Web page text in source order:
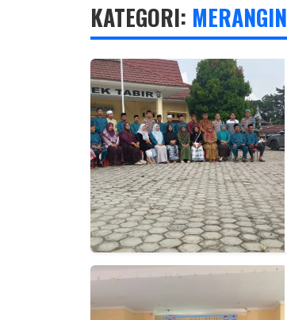
KATEGORI: MERANGIN